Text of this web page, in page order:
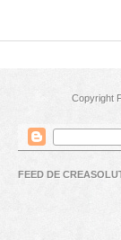
Copyright
FEED DE